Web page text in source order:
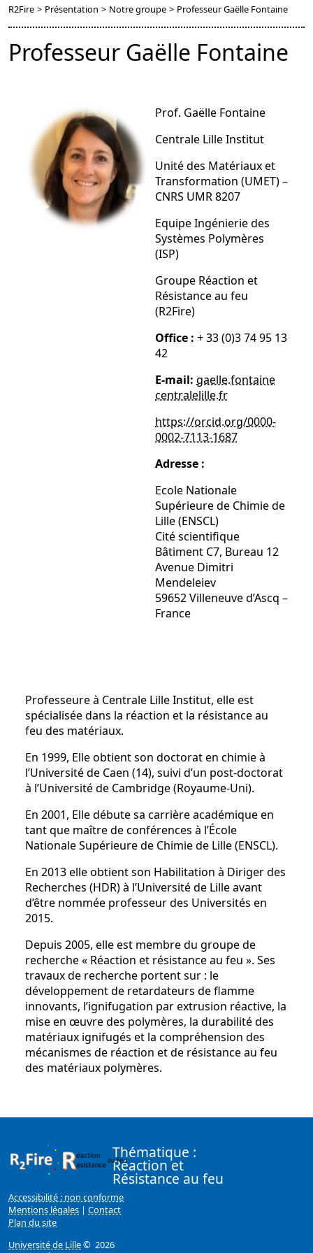
R2Fire > Présentation > Notre groupe > Professeur Gaëlle Fontaine
Professeur Gaëlle Fontaine
Prof. Gaëlle Fontaine
Centrale Lille Institut
Unité des Matériaux et
Transformation (UMET) –
CNRS UMR 8207
Equipe Ingénierie des
Systèmes Polymères
(ISP)
Groupe Réaction et
Résistance au feu
(R2Fire)
Office : + 33 (0)3 74 95 13
42
E-mail: gaelle.fontaine
centralelille.fr
https://orcid.org/0000-
0002-7113-1687
Adresse :
Ecole Nationale
Supérieure de Chimie de
Lille (ENSCL)
Cité scientifique
Bâtiment C7, Bureau 12
Avenue Dimitri
Mendeleiev
59652 Villeneuve d’Ascq –
France
Professeure à Centrale Lille Institut, elle est
spécialisée dans la réaction et la résistance au
feu des matériaux.
En 1999, Elle obtient son doctorat en chimie à
l’Université de Caen (14), suivi d’un post-doctorat
à l’Université de Cambridge (Royaume-Uni).
En 2001, Elle débute sa carrière académique en
tant que maître de conférences à l’École
Nationale Supérieure de Chimie de Lille (ENSCL).
En 2013 elle obtient son Habilitation à Diriger des
Recherches (HDR) à l’Université de Lille avant
d’être nommée professeur des Universités en
2015.
Depuis 2005, elle est membre du groupe de
recherche « Réaction et résistance au feu ». Ses
travaux de recherche portent sur : le
développement de retardateurs de flamme
innovants, l’ignifugation par extrusion réactive, la
mise en œuvre des polymères, la durabilité des
matériaux ignifugés et la compréhension des
mécanismes de réaction et de résistance au feu
des matériaux polymères.
Thématique :
Réaction et
Résistance au feu
Accessibilité : non conforme
Mentions légales | Contact
Plan du site
Université de Lille© 2026